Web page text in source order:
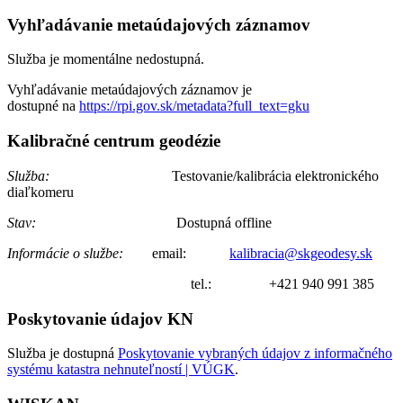
Vyhľadávanie metaúdajových záznamov
Služba je momentálne nedostupná.
Vyhľadávanie metaúdajových záznamov je
dostupné na https://rpi.gov.sk/metadata?full_text=gku
Kalibračné centrum geodézie
Služba: Testovanie/kalibrácia elektronického
diaľkomeru
Stav:
Dostupná offline
Informácie o službe:
email: kalibracia@skgeodesy.sk
tel.: +421 940 991 385
Poskytovanie údajov KN
Služba je dostupná Poskytovanie vybraných údajov z informačného
systému katastra nehnuteľností | VÚGK.